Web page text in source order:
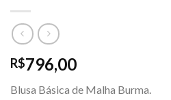
R$796,00
Blusa Básica de Malha Burma.